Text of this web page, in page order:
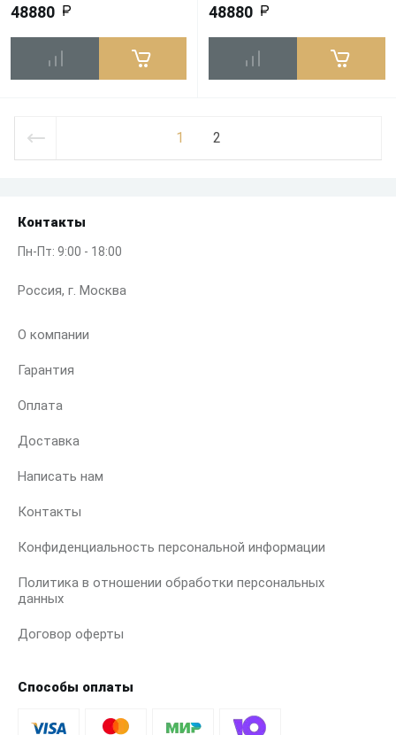
48880 48880
1 2
Контакты
Пн-Пт: 9:00 - 18:00
Россия, г. Москва
О компании
Гарантия
Оплата
Доставка
Написать нам
Контакты
Конфиденциальность персональной информации
Политика в отношении обработки персональных
данных
Договор оферты
Способы оплаты